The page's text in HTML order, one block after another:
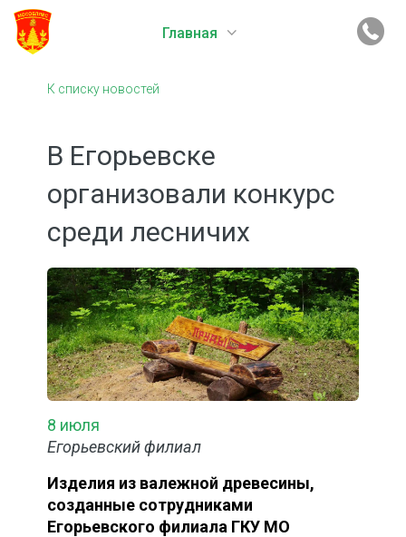
Главная
К списку новостей
В Егорьевске
организовали конкурс
среди лесничих
8 июля
Егорьевский филиал
Изделия из валежной древесины,
созданные сотрудниками
Егорьевского филиала ГКУ МО